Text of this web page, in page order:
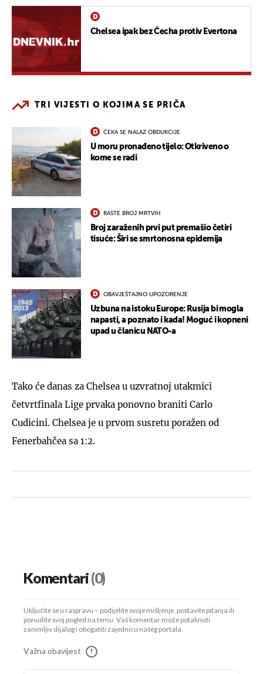
Chelsea ipak bez Čecha protiv Evertona
TRI VIJESTI O KOJIMA SE PRIČA
ČEKA SE NALAZ OBDUKCIJE
U moru pronađeno tijelo: Otkriveno o
kome se radi
RASTE BROJ MRTVIH
Broj zaraženih prvi put premašio četiri
tisuće: Širi se smrtonosna epidemija
OBAVJEŠTAJNO UPOZORENJE
Uzbuna na istoku Europe: Rusija bi mogla
napasti, a poznato i kada! Moguć i kopneni
upad u članicu NATO-a
Tako će danas za Chelsea u uzvratnoj utakmici
četvrtfinala Lige prvaka ponovno braniti Carlo
Cudicini. Chelsea je u prvom susretu poražen od
Fenerbahčea sa 1:2.
Komentari(0)
Uključite se u raspravu – podijelite svoje mišljenje, postavite pitanja ili
ponudite svoj pogled na temu. Vaš komentar može potaknuti
zanimljiv dijalog i obogatiti zajednicu našeg portala.
Važna obavijest !